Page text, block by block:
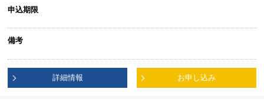
申込期限
備考
詳細情報 お申し込み